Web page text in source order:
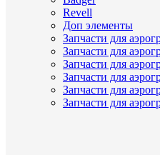
Revell
Доп элементы
Запчасти для
Запчасти для
Запчасти для
Запчасти для
Запчасти для
Запчасти для